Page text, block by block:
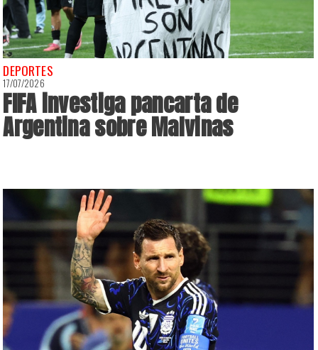
DEPORTES
17/07/2026
FIFA investiga pancarta de
Argentina sobre Malvinas